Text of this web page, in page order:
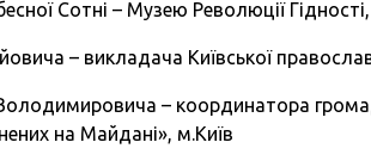
Сотні – Музею Революції
– викладача Київської
– координатора
на Майдані», м.Київ